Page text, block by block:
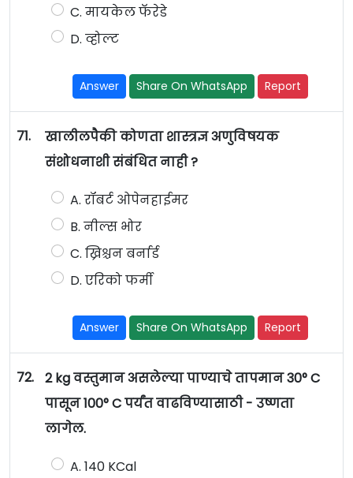
C. मायकेल फॅरेडे
D. व्होल्ट
Answer Share On WhatsApp Report
71.
खालीलपैकी कोणता शास्त्रज्ञ अणुविषयक
संशोधनाशी संबंधित नाही ?
A. रॉबर्ट ओपेनहाईमर
B. नील्स भोर
C. ख्रिश्चन बर्नार्ड
D. एरिको फर्मी
Answer Share On WhatsApp Report
72.
2 kg वस्तुमान असलेल्या पाण्याचे तापमान 30° C
पासून 100° C पर्यंत वाढविण्यासाठी - उष्णता
लागेल.
A. 140 KCal